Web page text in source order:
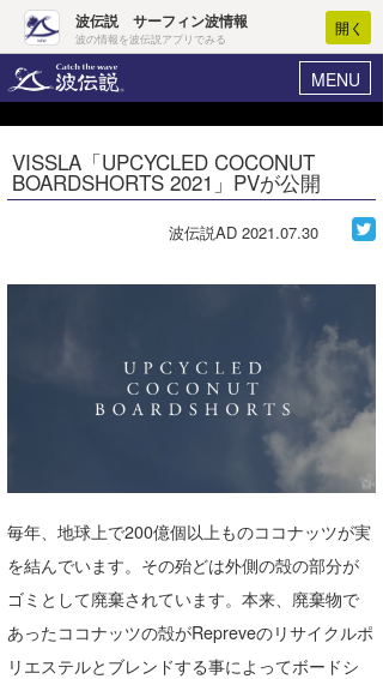
波伝説 サーフィン波情報
波の情報を波伝説アプリでみる
開く
MENU
ヘルプ マイホーム
ログイン
ニュース
今月のプレゼント
VISSLA「UPCYCLED COCONUT
BOARDSHORTS 2021」PVが公開
波伝説AD 2021.07.30
毎年、地球上で200億個以上ものココナッツが実
を結んでいます。その殆どは外側の殻の部分が
ゴミとして廃棄されています。本来、廃棄物で
あったココナッツの殻がRepreveのリサイクルポ
リエステルとブレンドする事によってボードシ
Core Surf Japan
トラベル
湘南
千葉北
お知らせ
その他
ルール＆How to